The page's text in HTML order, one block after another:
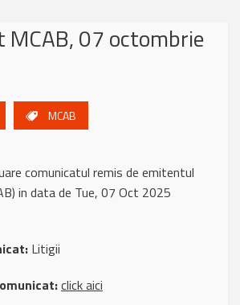
MCAB, 07 octombrie
MCAB
comunicatul remis de emitentul
in data de Tue, 07 Oct 2025
Litigii
click aici